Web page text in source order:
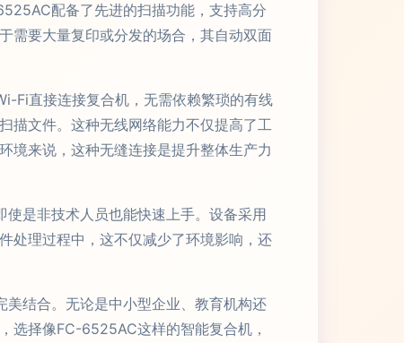
配备了先进的扫描功能，支持高分
需要大量复印或分发的场合，其自动双面
Fi直接连接复合机，无需依赖繁琐的有线
描文件。这种无线网络能力不仅提高了工
境来说，这种无缝连接是提升整体生产力
是非技术人员也能快速上手。设备采用
处理过程中，这不仅减少了环境影响，还
结合。无论是中小型企业、教育机构还
选择像FC-6525AC这样的智能复合机，